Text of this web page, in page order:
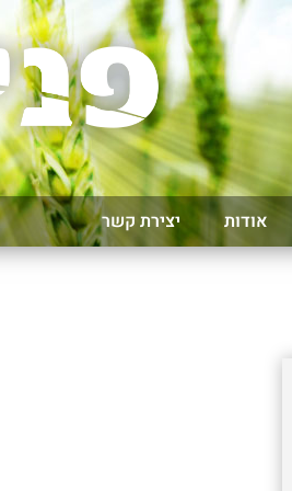
אודות יצירת קשר